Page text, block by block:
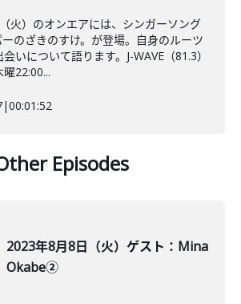
火）のオンエアには、シンガーソング
のざきのすけ。が登場。自身のルーツ
いについて語ります。J-WAVE（81.3）
22:00...
|00:01:52
Episodes
2023年8月8日（火）ゲスト：Mina
Okabe②